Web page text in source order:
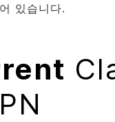
있습니다.